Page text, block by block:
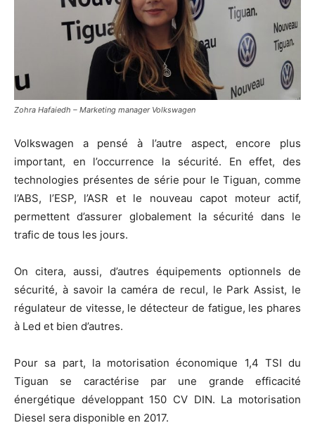
Zohra Hafaiedh – Marketing manager Volkswagen
Volkswagen a pensé à l’autre aspect, encore plus
important, en l’occurrence la sécurité. En effet, des
technologies présentes de série pour le Tiguan, comme
l’ABS, l’ESP, l’ASR et le nouveau capot moteur actif,
permettent d’assurer globalement la sécurité dans le
trafic de tous les jours.
On citera, aussi, d’autres équipements optionnels de
sécurité, à savoir la caméra de recul, le Park Assist, le
régulateur de vitesse, le détecteur de fatigue, les phares
à Led et bien d’autres.
Pour sa part, la motorisation économique 1,4 TSI du
Tiguan se caractérise par une grande efficacité
énergétique développant 150 CV DIN. La motorisation
Diesel sera disponible en 2017.